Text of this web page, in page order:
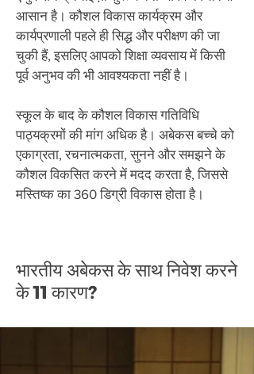
आसान है। कौशल विकास कार्यक्रम और
कार्यप्रणाली पहले ही सिद्ध और परीक्षण की जा
चुकी हैं, इसलिए आपको शिक्षा व्यवसाय में किसी
पूर्व अनुभव की भी आवश्यकता नहीं है।
स्कूल के बाद के कौशल विकास गतिविधि
पाठ्यक्रमों की मांग अधिक है। अबेकस बच्चे को
एकाग्रता, रचनात्मकता, सुनने और समझने के
कौशल विकसित करने में मदद करता है, जिससे
मस्तिष्क का 360 डिग्री विकास होता है।
भारतीय अबेकस के साथ निवेश करने
के 11 कारण?